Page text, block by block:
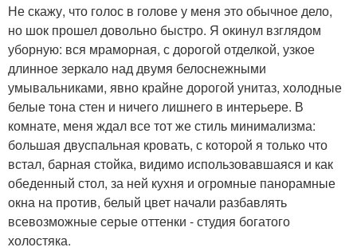
Не скажу, что голос в голове у меня это обычное дело,
но шок прошел довольно быстро. Я окинул взглядом
уборную: вся мраморная, с дорогой отделкой, узкое
длинное зеркало над двумя белоснежными
умывальниками, явно крайне дорогой унитаз, холодные
белые тона стен и ничего лишнего в интерьере. В
комнате, меня ждал все тот же стиль минимализма:
большая двуспальная кровать, с которой я только что
встал, барная стойка, видимо использовавшаяся и как
обеденный стол, за ней кухня и огромные панорамные
окна на против, белый цвет начали разбавлять
всевозможные серые оттенки - студия богатого
холостяка.